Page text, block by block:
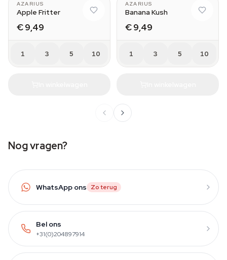
AZARIUS
Apple Fritter
€ 9,49
1 3 5 10
AZARIUS
Banana Kush
€ 9,49
1 3 5 10
Nog vragen?
WhatsApp ons Zo terug
Bel ons
+31(0)204897914